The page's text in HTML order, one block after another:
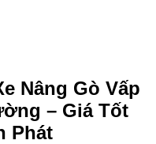
Nâng Gò Vấp
– Giá Tốt
Phát